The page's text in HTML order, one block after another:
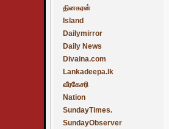
தினகரன்
Island
Dailymirror
Daily News
Divaina.com
Lankadeepa.lk
வீரகேசரி
Nation
SundayTimes.
SundayObserver